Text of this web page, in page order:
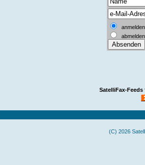
anmelden
abmelden
SatelliFax-Feeds
(C) 2026